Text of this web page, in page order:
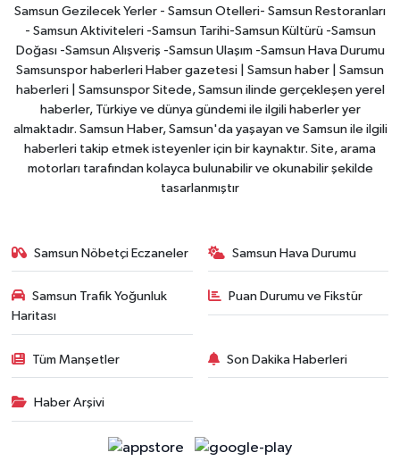
Samsun Gezilecek Yerler - Samsun Otelleri- Samsun Restoranları
- Samsun Aktiviteleri -Samsun Tarihi-Samsun Kültürü -Samsun
Doğası -Samsun Alışveriş -Samsun Ulaşım -Samsun Hava Durumu
Samsunspor haberleri Haber gazetesi | Samsun haber | Samsun
haberleri | Samsunspor Sitede, Samsun ilinde gerçekleşen yerel
haberler, Türkiye ve dünya gündemi ile ilgili haberler yer
almaktadır. Samsun Haber, Samsun'da yaşayan ve Samsun ile ilgili
haberleri takip etmek isteyenler için bir kaynaktır. Site, arama
motorları tarafından kolayca bulunabilir ve okunabilir şekilde
tasarlanmıştır
Samsun Nöbetçi Eczaneler Samsun Hava Durumu
Samsun Trafik Yoğunluk
Haritası
Puan Durumu ve Fikstür
Tüm Manşetler Son Dakika Haberleri
Haber Arşivi